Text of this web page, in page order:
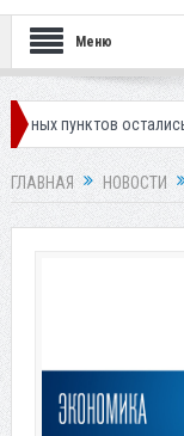
Меню
остались без газа
ГЛАВНАЯ НОВОСТИ